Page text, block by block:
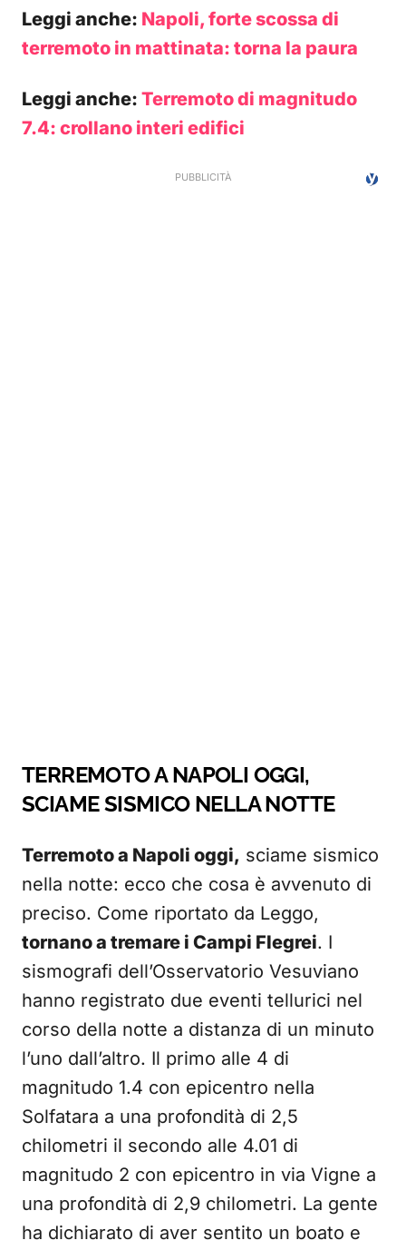
Leggi anche: Napoli, forte scossa di
terremoto in mattinata: torna la paura
Leggi anche: Terremoto di magnitudo
7.4: crollano interi edifici
TERREMOTO A NAPOLI OGGI,
SCIAME SISMICO NELLA NOTTE
Terremoto a Napoli oggi, sciame sismico
nella notte: ecco che cosa è avvenuto di
preciso. Come riportato da Leggo,
tornano a tremare i Campi Flegrei. I
sismografi dell’Osservatorio Vesuviano
hanno registrato due eventi tellurici nel
corso della notte a distanza di un minuto
l’uno dall’altro. Il primo alle 4 di
magnitudo 1.4 con epicentro nella
Solfatara a una profondità di 2,5
chilometri il secondo alle 4.01 di
magnitudo 2 con epicentro in via Vigne a
una profondità di 2,9 chilometri. La gente
ha dichiarato di aver sentito un boato e